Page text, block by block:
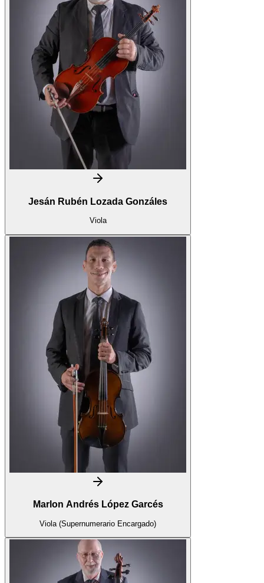
Jesán Rubén Lozada Gonzáles
Viola
Marlon Andrés López Garcés
Viola (Supernumerario Encargado)